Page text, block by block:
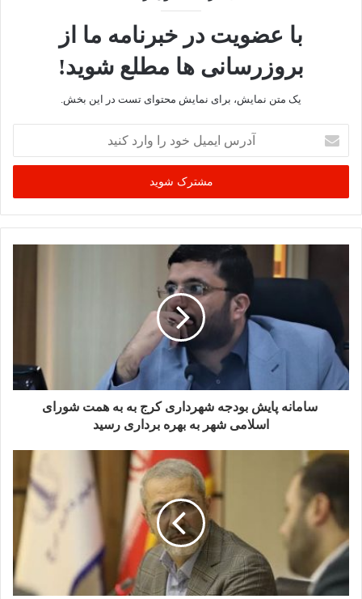
نوشته های مشابه
.نمایشگاه گروهی تجسمی اساتید
در کنار هنرمندان جوان با نام اوسیا
در کوشک باغ هنرمندان بر گزار می
شود
نمایشگاه گروهی هنر های تجسمی
اثر برگزار شده است.
وی خاطرنشان کرد : هدف از برگزاری این نمایشگاه دیده شدن
اساتید و هنر شاگردان این اساتید اسیت که در جریان برگزاری
هنر جویان کودک و نوجوان وقتی با هنر جویی در رده سنی 50 ساله
رو برو می شوند متوجه میشوند که در آغاز راه هستند و باید برای
رسیدن به حد اعلای هنر تلاش بیشتری را داشته باشند.
وی یاد آور شد: نمایشگاه استاد شاگردی 2 در خانه هنرمندان برگزار
شد و به امید خدا نمایشگاه استاد شاگردی 3 هم اول دیماه باز هم در
خانه هنرمندان برگزار خواهد شد.
با عضویت در خبرنامه ما از
بروزرسانی ها مطلع شوید!
یک متن نمایش، برای نمایش محتوای تست در این بخش.
ایمیل
خود
وارد
کنید
سامانه پایش بودجه شهرداری کرج به به همت شورای
اسلامی شهر به بهره برداری رسید